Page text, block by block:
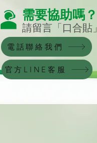
需要協助嗎？
​請留言「口合貼」
電話聯絡我們
官方LINE客服